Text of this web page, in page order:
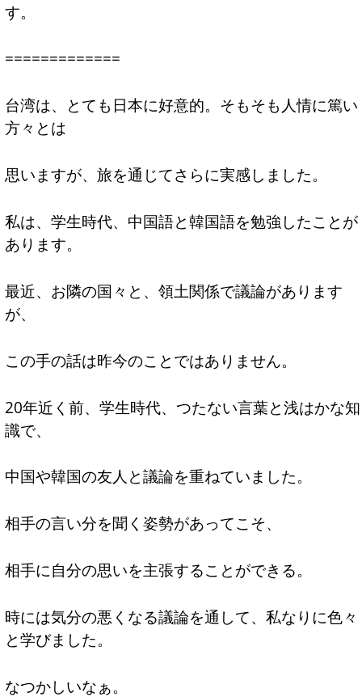
す。
=============
台湾は、とても日本に好意的。そもそも人情に篤い
方々とは
思いますが、旅を通じてさらに実感しました。
私は、学生時代、中国語と韓国語を勉強したことが
あります。
最近、お隣の国々と、領土関係で議論があります
が、
この手の話は昨今のことではありません。
20年近く前、学生時代、つたない言葉と浅はかな知
識で、
中国や韓国の友人と議論を重ねていました。
相手の言い分を聞く姿勢があってこそ、
相手に自分の思いを主張することができる。
時には気分の悪くなる議論を通して、私なりに色々
と学びました。
なつかしいなぁ。